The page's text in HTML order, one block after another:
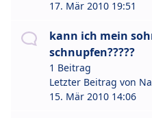
17. Mär 2010 19:51
kann ich mein
schnupfen?????
1 Beitrag
Letzter Beitrag von
15. Mär 2010 14:06